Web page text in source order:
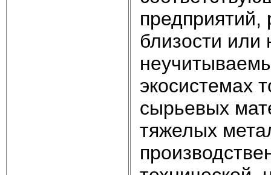
предприятий,
близости
экосистемах
сырьевых
тяжелых